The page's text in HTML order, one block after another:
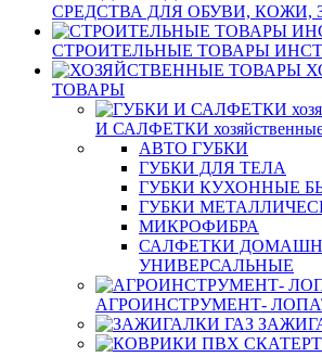
СРЕДСТВА ДЛЯ ОБУВИ, КОЖИ,
СТРОИТЕЛЬНЫЕ ТОВАРЫ
ТОВАРЫ
И САЛФЕТКИ
АВТО ГУБКИ
ГУБКИ ДЛЯ ТЕЛА
ГУБКИ КУХОННЫЕ
ГУБКИ
МИКРОФИБРА
САЛФЕТКИ
УНИВЕРСАЛЬНЫЕ
АГРОИНСТРУМЕНТ-